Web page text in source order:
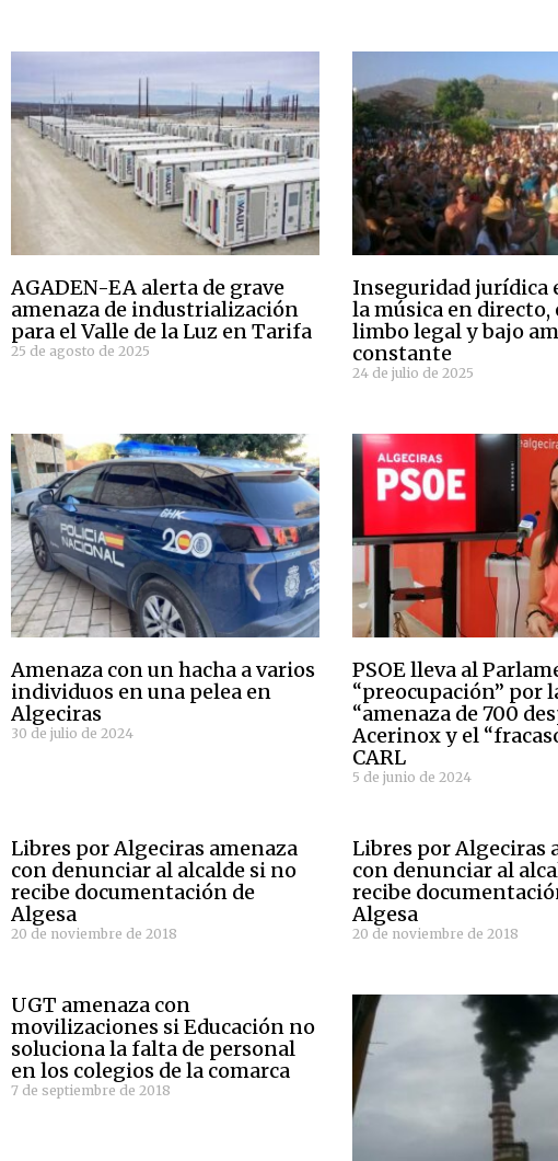
AGADEN-EA alerta de grave
amenaza de industrialización
para el Valle de la Luz en Tarifa
25 de agosto de 2025
Inseguridad jurídica
la música en directo,
limbo legal y bajo
constante
24 de julio de 2025
Amenaza con un hacha a varios
individuos en una pelea en
Algeciras
30 de julio de 2024
PSOE lleva al
“preocupación” por
“amenaza de 700
Acerinox y el
CARL
5 de junio de 2024
Libres por Algeciras amenaza
con denunciar al alcalde si no
recibe documentación de
Algesa
20 de noviembre de 2018
Libres por Algeciras
con denunciar al
recibe
Algesa
20 de noviembre de 2018
UGT amenaza con
movilizaciones si Educación no
soluciona la falta de personal
en los colegios de la comarca
7 de septiembre de 2018